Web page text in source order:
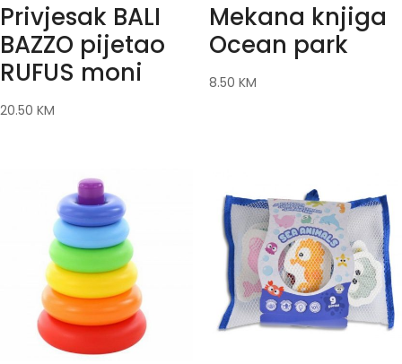
Privjesak BALI
BAZZO pijetao
RUFUS moni
20.50 KM
Mekana knjiga
Ocean park
8.50 KM